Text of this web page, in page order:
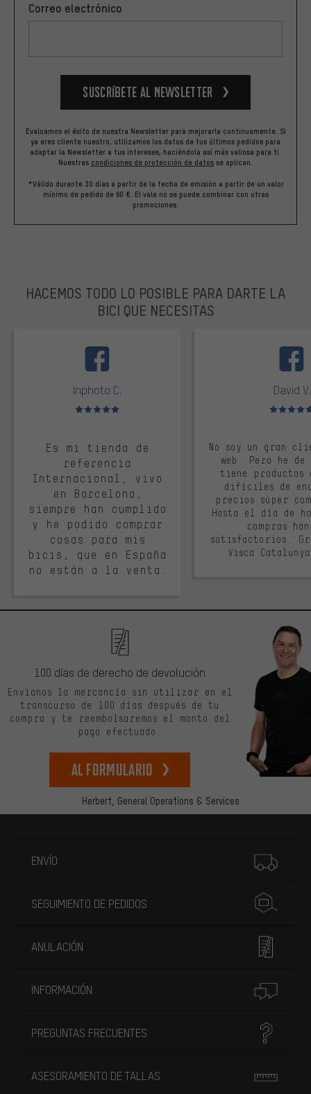
Correo electrónico
Suscríbete al newsletter
Evaluamos el éxito de nuestra Newsletter para mejorarla continuamente. Si
ya eres cliente nuestro, utilizamos los datos de tus últimos pedidos para
adaptar la Newsletter a tus intereses, haciéndola así más valiosa para ti.
Nuestras condiciones de protección de datos se aplican.
*Válido durante 30 días a partir de la fecha de emisión a partir de un valor
mínimo de pedido de 60 €. El vale no se puede combinar con otras
promociones.
HACEMOS TODO LO POSIBLE PARA DARTE LA
BICI QUE NECESITAS
Inphoto C.
Valoración media: 5 de 5
Es mi tienda de
referencia
Internacional, vivo
en Barcelona,
siempre han cumplido
y he podido comprar
cosas para mis
bicis, que en España
no están a la venta.
David V.
Valoración
No soy un gran
web. Pero he
tiene productos
difíciles de
precios súper
Hasta el día de
compras
satisfactorios.
Visca
Herbert, General Operations & Services
100 días de derecho de devolución
Envíanos la mercancía sin utilizar en el
transcurso de 100 días después de tu
compra y te reembolsaremos el monto del
pago efectuado.
Al formulario
ENVÍO
SEGUIMIENTO DE PEDIDOS
ANULACIÓN
INFORMACIÓN
PREGUNTAS FRECUENTES
ASESORAMIENTO DE TALLAS